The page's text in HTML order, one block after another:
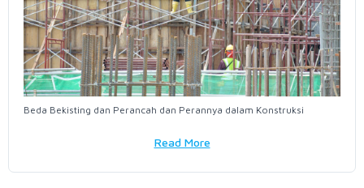
Beda Bekisting dan Perancah dan Perannya dalam Konstruksi
Read More